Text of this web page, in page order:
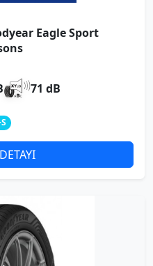
Eagle Sport
71 dB